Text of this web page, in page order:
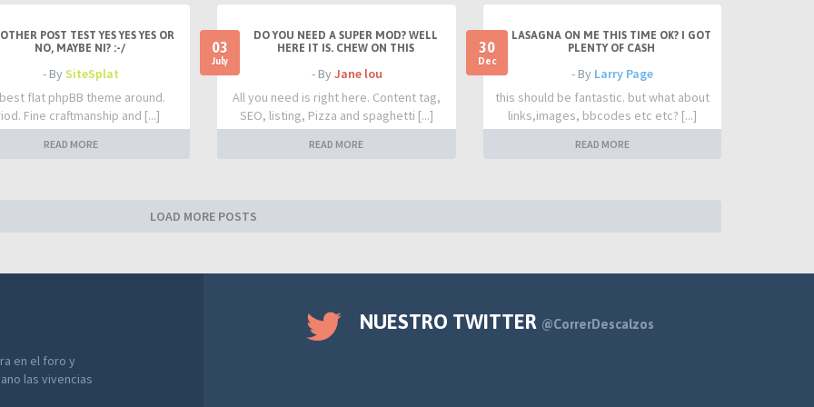
POST TEST YES YES YES OR
NO, MAYBE NI? :-/
- BySiteSplat
flat phpBB theme around.
Fine craftmanship and [...]
READ MORE
03
July
DO YOU NEED A SUPER MOD? WELL
HERE IT IS. CHEW ON THIS
- By Jane lou
All you need is right here. Content tag,
SEO, listing, Pizza and spaghetti [...]
READ MORE
30
Dec
LASAGNA ON ME THIS TIME OK? I GOT
PLENTY OF CASH
- By Larry Page
this should be fantastic. but what about
links,images, bbcodes etc etc? [...]
READ MORE
LOAD MORE POSTS
en el foro y
las vivencias
NUESTRO TWITTER @CorrerDescalzos